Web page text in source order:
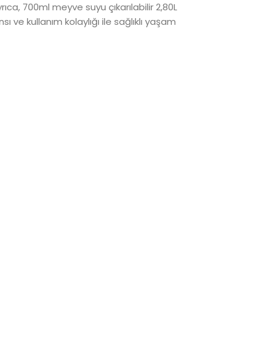
700ml meyve suyu çıkarılabilir 2,80L
ve kullanım kolaylığı ile sağlıklı yaşam